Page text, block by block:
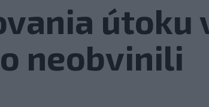
útoku
neobvinili